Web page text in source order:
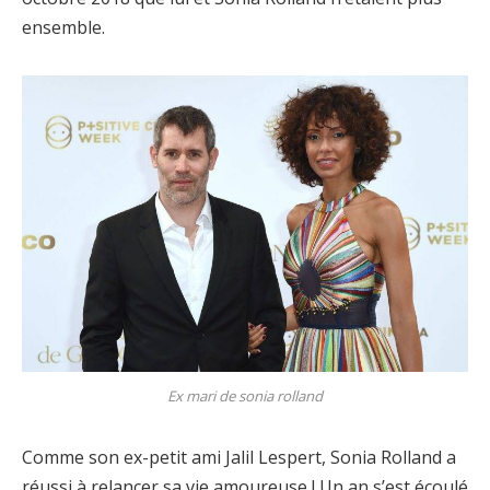
ensemble.
Ex mari de sonia rolland
Comme son ex-petit ami Jalil Lespert, Sonia Rolland a